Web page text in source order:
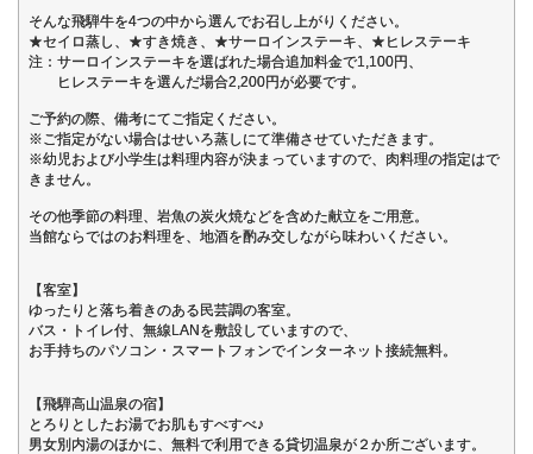
そんな飛騨牛を4つの中から選んでお召し上がりください。
★セイロ蒸し、★すき焼き、★サーロインステーキ、★ヒレステーキ
注：サーロインステーキを選ばれた場合追加料金で1,100円、
ヒレステーキを選んだ場合2,200円が必要です。
ご予約の際、備考にてご指定ください。
※ご指定がない場合はせいろ蒸しにて準備させていただきます。
※幼児および小学生は料理内容が決まっていますので、肉料理の指定はで
きません。
その他季節の料理、岩魚の炭火焼などを含めた献立をご用意。
当館ならではのお料理を、地酒を酌み交しながら味わいください。
【客室】
ゆったりと落ち着きのある民芸調の客室。
バス・トイレ付、無線LANを敷設していますので、
お手持ちのパソコン・スマートフォンでインターネット接続無料。
【飛騨高山温泉の宿】
とろりとしたお湯でお肌もすべすべ♪
男女別内湯のほかに、無料で利用できる貸切温泉が２か所ございます。